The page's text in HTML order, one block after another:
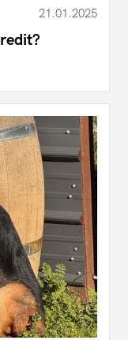
21.01.2025